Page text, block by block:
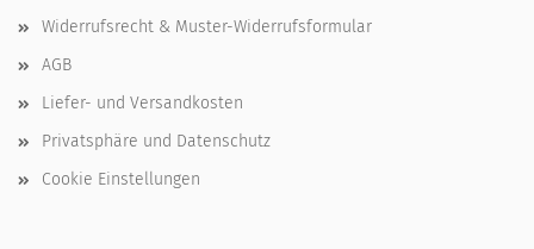
Widerrufsrecht & Muster-Widerrufsformular
AGB
Liefer- und Versandkosten
Privatsphäre und Datenschutz
Cookie Einstellungen